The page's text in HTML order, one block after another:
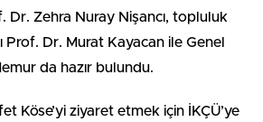
Dr. Zehra Nuray Nişancı, topluluk
Prof. Dr. Murat Kayacan ile Genel
da hazır bulundu.
Köse’yi ziyaret etmek için İKÇÜ’ye